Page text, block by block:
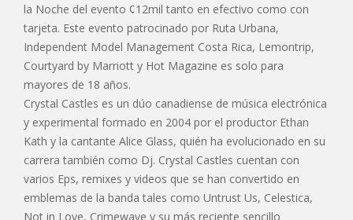
la Noche del evento ¢12mil tanto en efectivo como con
tarjeta. Este evento patrocinado por Ruta Urbana,
Independent Model Management Costa Rica, Lemontrip,
Courtyard by Marriott y Hot Magazine es solo para
mayores de 18 años.
Crystal Castles es un dúo canadiense de música electrónica
y experimental formado en 2004 por el productor Ethan
Kath y la cantante Alice Glass, quién ha evolucionado en su
carrera también como Dj. Crystal Castles cuentan con
varios Eps, remixes y videos que se han convertido en
emblemas de la banda tales como Untrust Us, Celestica,
Not in Love, Crimewave y su más reciente sencillo